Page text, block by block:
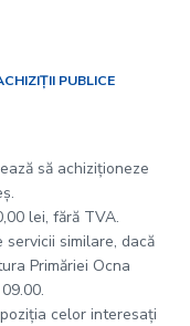
PUBLICE
să achiziţioneze
lei, fără TVA.
similare, dacă
Primăriei Ocna
celor interesaţi